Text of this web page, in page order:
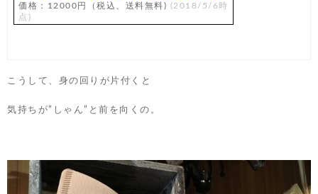
価格：12000円（税込、送料無料) (2018/5/6時
点)
こうして、身の回りが片付くと
気持ちが”しゃん”と前を向くの。